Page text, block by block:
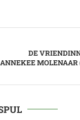
DE
ANNEKEE